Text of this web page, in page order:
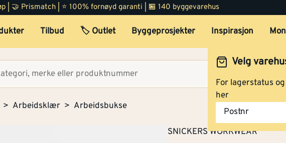
| 🤝 Prismatch | ⭐ 100% fornøyd garanti | 🏪 140 byggevarehus
Tilbud 🏷️ Outlet Byggeprosjekter Inspirasjon
Velg
For lagerstatus
her
Postnr
Arbeidsklær Arbeidsbukse
SNICKERS WORKWEAR